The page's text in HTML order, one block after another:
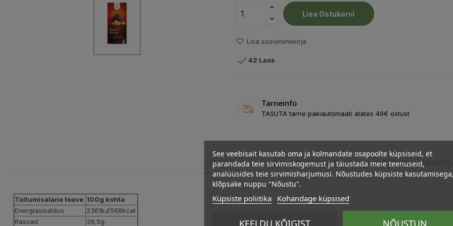
Lisa Ostukorvi
Lisa soovinimekirja
42 Laos
Tarneinfo
TASUTA tarne pakiautomaati alates 49€ ostust
KIRJELDUS TOOTE ÜKSIKASJAD KLIENDI
Toitumisalane teave 100g kohta
Energiasisaldus
2361kJ/568kcal
Rasvad
39,5g
See veebisait kasutab oma ja kolmandate osapoolte küpsiseid, et
parandada teie sirvimiskogemust ja täiustada meie teenuseid,
analüüsides teie sirvimisharjumusi. Nõustudes küpsiste kasutamisega,
klõpsake nuppu "Nõustu".
Küpsiste poliitika Kohandage küpsised
KEELDU KÕIGIST NÕUSTUN